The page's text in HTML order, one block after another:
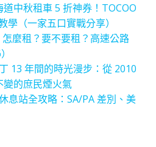
中秋租車 5 折神券！TOCOO
學（一家五口實戰分享）
麼租？要不要租？高速公路
13 年間的時光漫步：從 2010
變的庶民煙火氣
息站全攻略：SA/PA 差別、美